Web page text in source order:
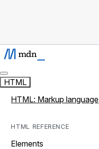
HTML
HTML: Markup language
HTML REFERENCE
Elements